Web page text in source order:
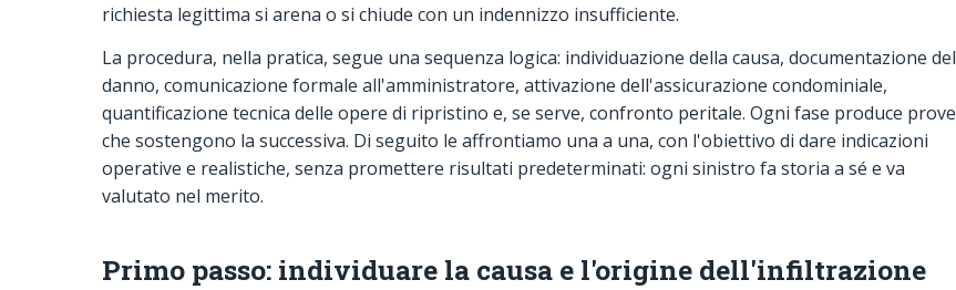
richiesta legittima si arena o si chiude con un indennizzo insufficiente.
La procedura, nella pratica, segue una sequenza logica: individuazione della causa, documentazione del
danno, comunicazione formale all'amministratore, attivazione dell'assicurazione condominiale,
quantificazione tecnica delle opere di ripristino e, se serve, confronto peritale. Ogni fase produce prove
che sostengono la successiva. Di seguito le affrontiamo una a una, con l'obiettivo di dare indicazioni
operative e realistiche, senza promettere risultati predeterminati: ogni sinistro fa storia a sé e va
valutato nel merito.
Primo passo: individuare la causa e l'origine dell'infiltrazione